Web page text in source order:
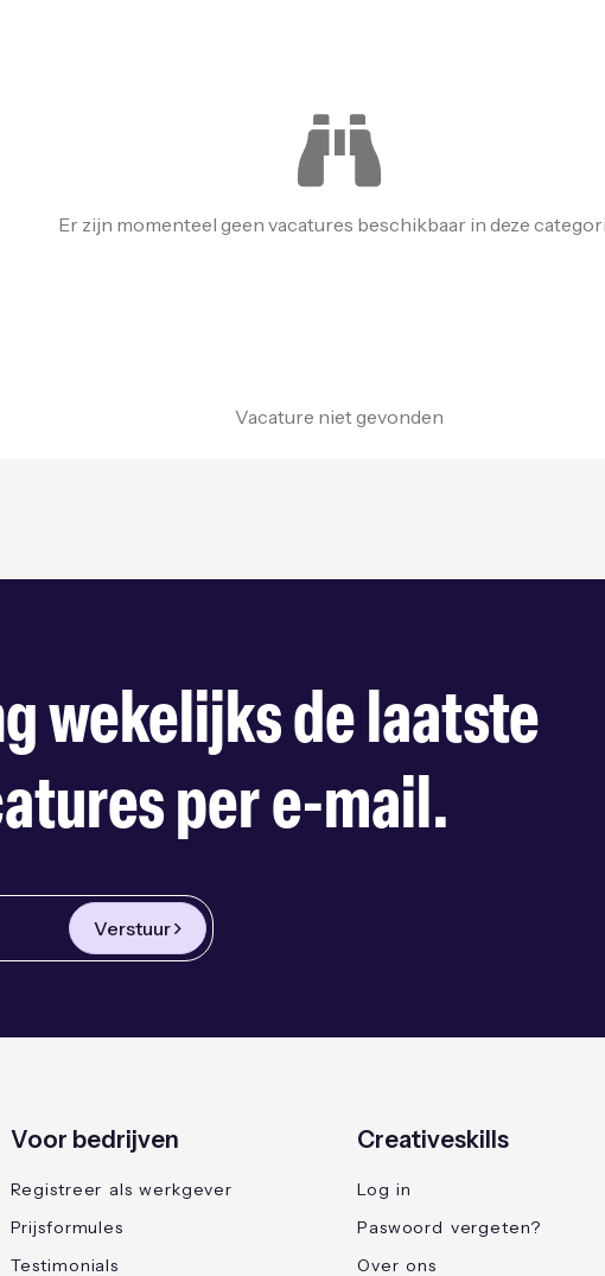
Er zijn momenteel geen vacatures beschikbaar in deze
Vacature niet gevonden
wekelijks de laatste
per e-mail.
Verstuur
Voor bedrijven
Registreer als werkgever
Prijsformules
Testimonials
Creativeskills
Log in
Paswoord vergeten?
Over ons